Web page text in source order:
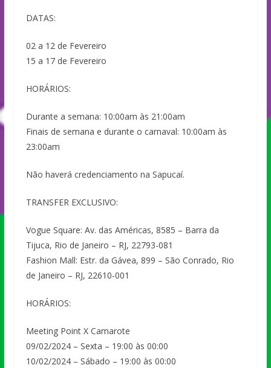
DATAS:
02 a 12 de Fevereiro
15 a 17 de Fevereiro
HORÁRIOS:
Durante a semana: 10:00am às 21:00am
Finais de semana e durante o carnaval: 10:00am às
23:00am
Não haverá credenciamento na Sapucaí.
TRANSFER EXCLUSIVO:
Vogue Square: Av. das Américas, 8585 – Barra da
Tijuca, Rio de Janeiro – RJ, 22793-081
Fashion Mall: Estr. da Gávea, 899 – São Conrado, Rio
de Janeiro – RJ, 22610-001
HORÁRIOS:
Meeting Point X Camarote
09/02/2024 – Sexta – 19:00 às 00:00
10/02/2024 – Sábado – 19:00 às 00:00